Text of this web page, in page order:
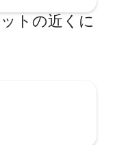
トの近くに